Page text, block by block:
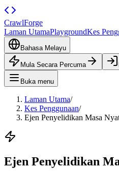
CrawlForge
Laman UtamaPlaygroundKes
Bahasa Melayu
Mula Secara Percuma
Buka menu
Laman Utama/
Kes Penggunaan/
Ejen Penyelidikan Masa
Ejen Penyelidikan